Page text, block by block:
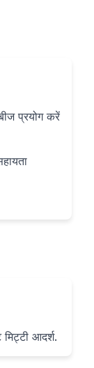
प्रयोग करें
आदर्श.